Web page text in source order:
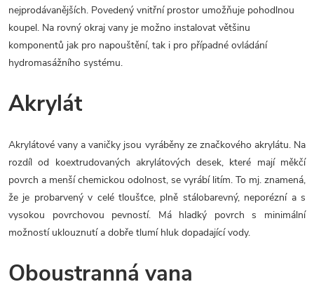
nejprodávanějších. Povedený vnitřní prostor umožňuje pohodlnou
koupel. Na rovný okraj vany je možno instalovat většinu
komponentů jak pro napouštění, tak i pro případné ovládání
hydromasážního systému.
Akrylát
Akrylátové vany a vaničky jsou vyráběny ze značkového akrylátu. Na
rozdíl od koextrudovaných akrylátových desek, které mají měkčí
povrch a menší chemickou odolnost, se vyrábí litím. To mj. znamená,
že je probarvený v celé tloušťce, plně stálobarevný, neporézní a s
vysokou povrchovou pevností. Má hladký povrch s minimální
možností uklouznutí a dobře tlumí hluk dopadající vody.
Oboustranná vana